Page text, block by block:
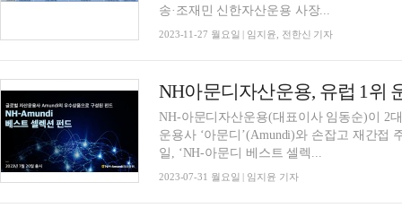
송·조재민 신한자산운용 사장...
2023-11-27 월요일 | 임지윤, 전한신 기자
NH-아문디자산운용(대표이사 임동순)이 2
운용사 ‘아문디’(Amundi)와 손잡고 재간접
일, ‘NH-아문디 베스트 셀렉...
2023-07-31 월요일 | 임지윤 기자